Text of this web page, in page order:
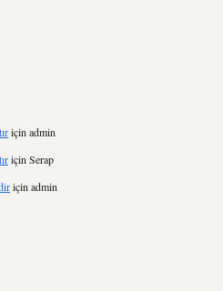
için admin
için Serap
için admin